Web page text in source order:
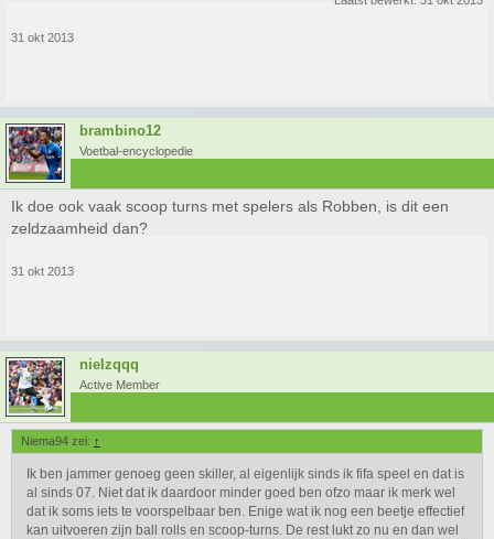
31 okt 2013
brambino12
Voetbal-encyclopedie
Ik doe ook vaak scoop turns met spelers als Robben, is dit een
zeldzaamheid dan?
31 okt 2013
nielzqqq
Active Member
Niema94 zei: ↑
Ik ben jammer genoeg geen skiller, al eigenlijk sinds ik fifa speel en dat is
al sinds 07. Niet dat ik daardoor minder goed ben ofzo maar ik merk wel
dat ik soms iets te voorspelbaar ben. Enige wat ik nog een beetje effectief
kan uitvoeren zijn ball rolls en scoop-turns. De rest lukt zo nu en dan wel